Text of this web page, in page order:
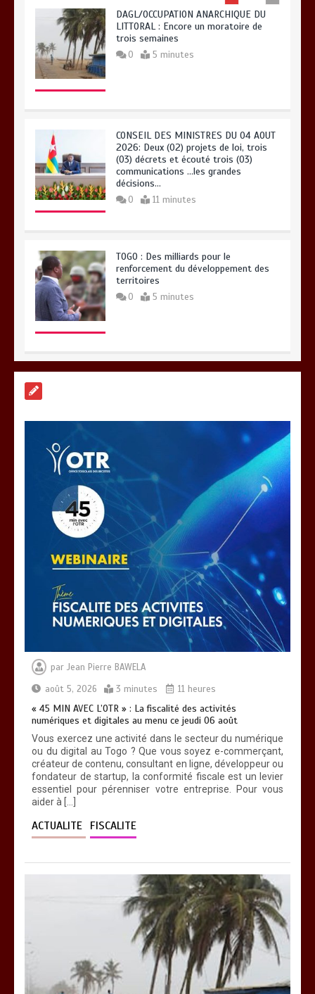
DAGL/OCCUPATION ANARCHIQUE DU
LITTORAL : Encore un moratoire de
trois semaines
0 5 minutes
CONSEIL DES MINISTRES DU 04 AOUT
2026: Deux (02) projets de loi, trois
(03) décrets et écouté trois (03)
communications …les grandes
décisions…
0 11 minutes
TOGO : Des milliards pour le
renforcement du développement des
territoires
0 5 minutes
DAGL/OCCUPATION ANARCHIQUE DU
LITTORAL : Encore un moratoire de
trois semaines
5 minutes
CONSEIL DES MINISTRES DU 04 AOUT
2026: Deux (02) projets de loi, trois
(03) décrets et écouté trois (03)
communications …les grandes
décisions…
0 11 minutes
par Jean Pierre BAWELA
août 5, 2026
3 minutes 11 heures
« 45 MIN AVEC L’OTR » : La fiscalité des activités
numériques et digitales au menu ce jeudi 06 août
Vous exercez une activité dans le secteur du numérique
ou du digital au Togo ? Que vous soyez e-commerçant,
créateur de contenu, consultant en ligne, développeur ou
fondateur de startup, la conformité fiscale est un levier
essentiel pour pérenniser votre entreprise. Pour vous
aider à […]
ACTUALITE FISCALITE